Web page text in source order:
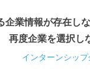
企業情報が存在し
再度企業を選択し
インターンシッ